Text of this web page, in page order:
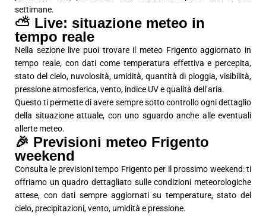
settimane.
⛅ Live: situazione meteo in
tempo reale
Nella sezione live puoi trovare il meteo Frigento aggiornato in
tempo reale, con dati come temperatura effettiva e percepita,
stato del cielo, nuvolosità, umidità, quantità di pioggia, visibilità,
pressione atmosferica, vento, indice UV e qualità dell’aria.
Questo ti permette di avere sempre sotto controllo ogni dettaglio
della situazione attuale, con uno sguardo anche alle eventuali
allerte meteo.
🎉 Previsioni meteo Frigento
weekend
Consulta le previsioni tempo Frigento per il prossimo weekend: ti
offriamo un quadro dettagliato sulle condizioni meteorologiche
attese, con dati sempre aggiornati su temperature, stato del
cielo, precipitazioni, vento, umidità e pressione.